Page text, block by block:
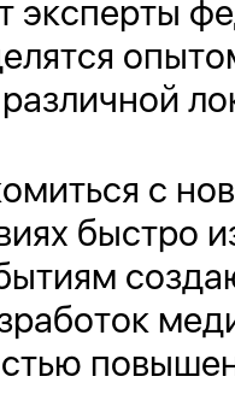
эксперты
с
быстро